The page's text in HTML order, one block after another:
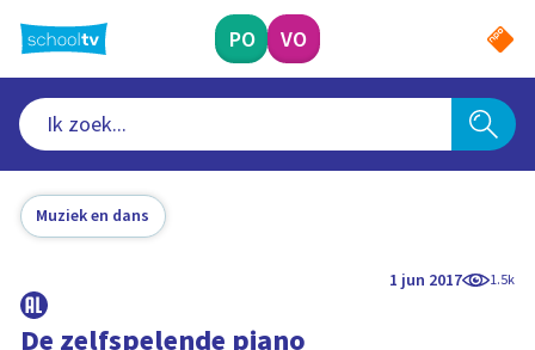
naar
hoofdinhoud
PO VO
Muziek en dans
1 jun 2017 1.5k
De zelfspelende piano